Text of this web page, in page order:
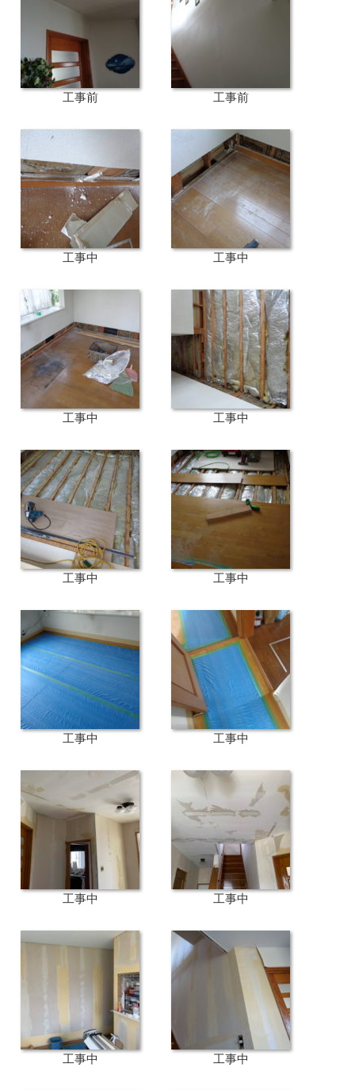
工事前 工事前
工事中 工事中
工事中 工事中
工事中 工事中
工事中 工事中
工事中 工事中
工事中 工事中